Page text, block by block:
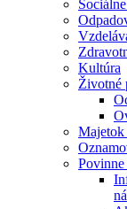
Kultúra
Životné
Majetok